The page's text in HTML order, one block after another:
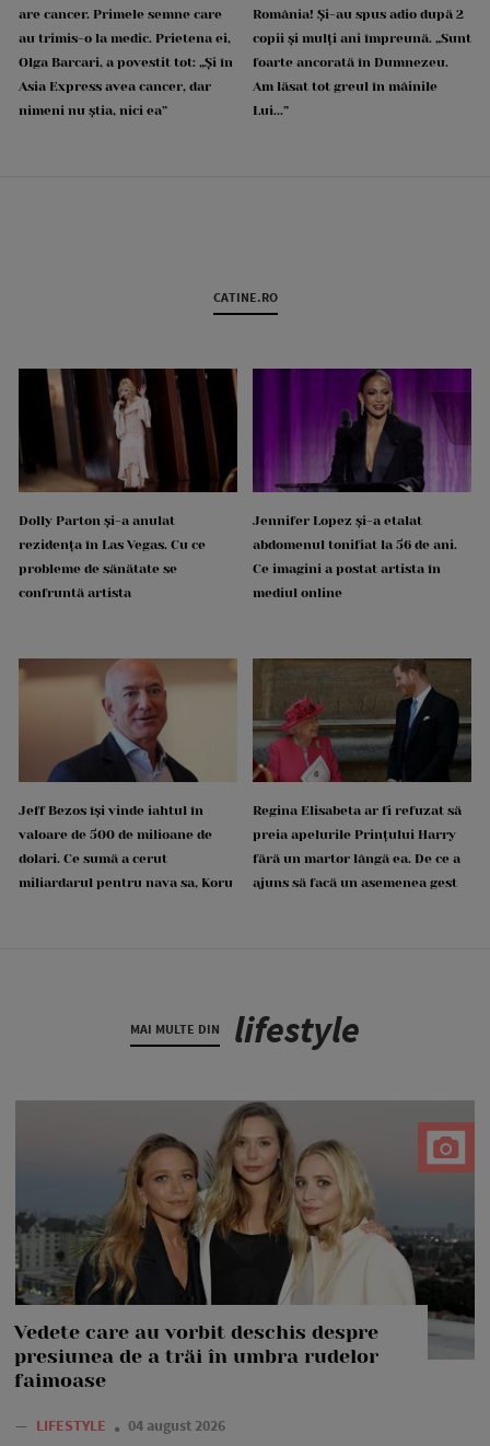
are cancer. Primele semne care
au trimis-o la medic. Prietena ei,
Olga Barcari, a povestit tot: „Și în
Asia Express avea cancer, dar
nimeni nu știa, nici ea”
România! Și-au spus adio după 2
copii și mulți ani împreună. „Sunt
foarte ancorată în Dumnezeu.
Am lăsat tot greul în mâinile
Lui...”
CATINE.RO
Dolly Parton și-a anulat
rezidența în Las Vegas. Cu ce
probleme de sănătate se
confruntă artista
Jennifer Lopez și-a etalat
abdomenul tonifiat la 56 de ani.
Ce imagini a postat artista în
mediul online
Jeff Bezos își vinde iahtul în
valoare de 500 de milioane de
dolari. Ce sumă a cerut
miliardarul pentru nava sa, Koru
Regina Elisabeta ar fi refuzat să
preia apelurile Prințului Harry
fără un martor lângă ea. De ce a
ajuns să facă un asemenea gest
MAI MULTE DIN lifestyle
Vedete care au vorbit deschis despre
presiunea de a trăi în umbra rudelor
faimoase
— LIFESTYLE 04 august 2026